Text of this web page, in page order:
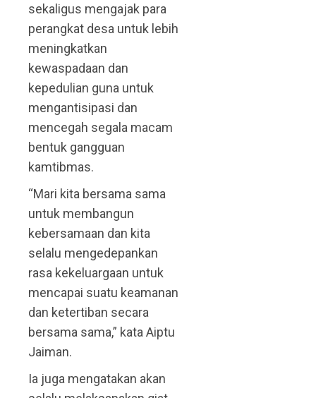
sekaligus mengajak para
perangkat desa untuk lebih
meningkatkan
kewaspadaan dan
kepedulian guna untuk
mengantisipasi dan
mencegah segala macam
bentuk gangguan
kamtibmas.
“Mari kita bersama sama
untuk membangun
kebersamaan dan kita
selalu mengedepankan
rasa kekeluargaan untuk
mencapai suatu keamanan
dan ketertiban secara
bersama sama,” kata Aiptu
Jaiman.
Ia juga mengatakan akan